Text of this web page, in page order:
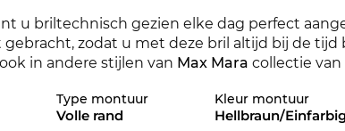
u briltechnisch gezien elke dag perfect
zodat u met deze bril altijd bij de tijd
in andere stijlen van Max Mara collectie van
voorpowervrouwen
ontworpen. Een
Type montuur
Volle rand
Kleur montuur
Hellbraun/